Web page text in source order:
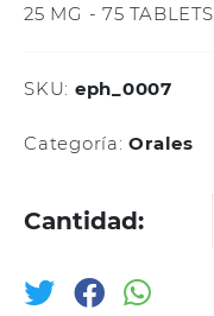
25 MG - 75 TABLETS
SKU: eph_0007
Categoría:Orales
Cantidad: